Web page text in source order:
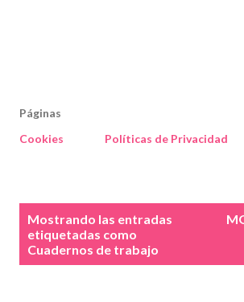
Páginas
Cookies
Políticas de Privacidad
Mostrando las entradas
etiquetadas como
Cuadernos de trabajo